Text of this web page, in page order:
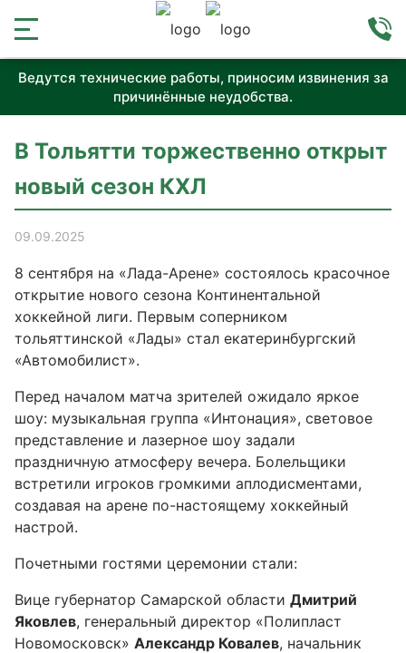
Ведутся технические работы, приносим извинения за
причинённые неудобства.
В Тольятти торжественно открыт
новый сезон КХЛ
09.09.2025
8 сентября на «Лада-Арене» состоялось красочное
открытие нового сезона Континентальной
хоккейной лиги. Первым соперником
тольяттинской «Лады» стал екатеринбургский
«Автомобилист».
Перед началом матча зрителей ожидало яркое
шоу: музыкальная группа «Интонация», световое
представление и лазерное шоу задали
праздничную атмосферу вечера. Болельщики
встретили игроков громкими аплодисментами,
создавая на арене по-настоящему хоккейный
настрой.
Почетными гостями церемонии стали:
Вице губернатор Самарской области Дмитрий
Яковлев, генеральный директор «Полипласт
Новомосковск» Александр Ковалев, начальник